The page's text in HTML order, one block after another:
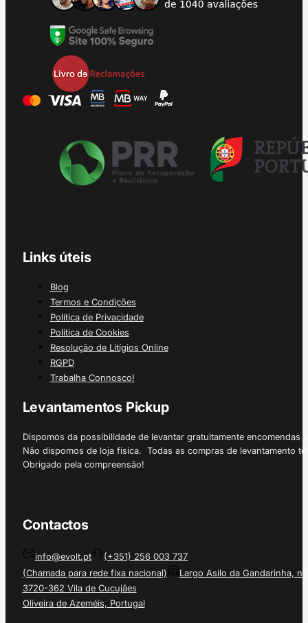
Links úteis
Blog
Termos e Condições
Política de Privacidade
Política de Cookies
Resolução de Litígios Online
RGPD
Trabalha Connosco!
Levantamentos Pickup
Dispomos da possibilidade de levantar gratuitamente
Não dispomos de loja física. Todas as compras de levantamento
Obrigado pela compreensão!
Contactos
info@evolt.pt
(+351) 256 003 737
(Chamada para rede fixa nacional)
Largo Asilo da Gandarinha, nº
3720-362 Vila de Cucujães
Oliveira de Azeméis, Portugal